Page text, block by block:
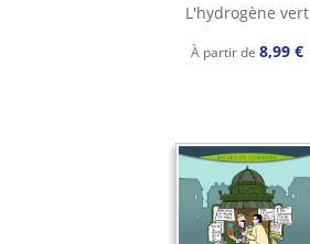
L'hydrogène vert
À partir de 8,99 €